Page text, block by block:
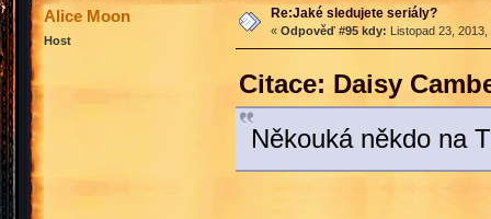
Alice Moon
Host
Re:Jaké sledujete seriály?
« Odpověď #95 kdy: Listopad 23,
Citace: Daisy
Někouká někdo na